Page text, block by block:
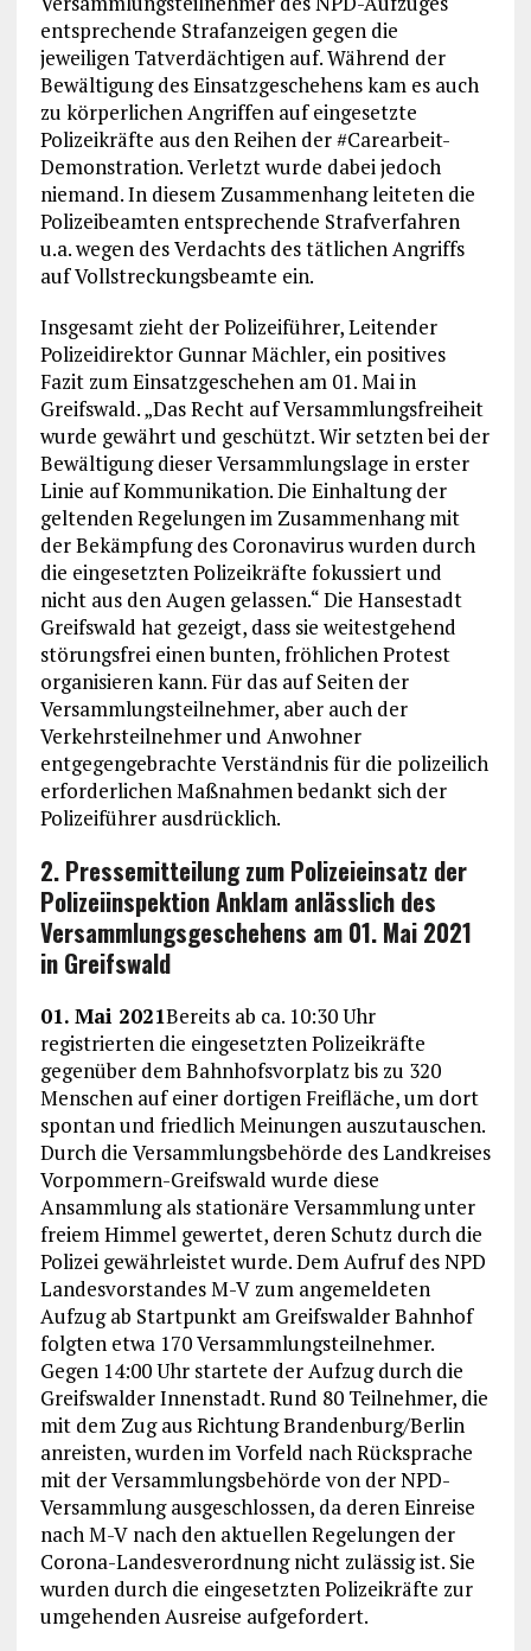
entsprechende Strafanzeigen gegen die
jeweiligen Tatverdächtigen auf. Während der
Bewältigung des Einsatzgeschehens kam es auch
zu körperlichen Angriffen auf eingesetzte
Polizeikräfte aus den Reihen der #Carearbeit-
Demonstration. Verletzt wurde dabei jedoch
niemand. In diesem Zusammenhang leiteten die
Polizeibeamten entsprechende Strafverfahren
u.a. wegen des Verdachts des tätlichen Angriffs
auf Vollstreckungsbeamte ein.
Insgesamt zieht der Polizeiführer, Leitender
Polizeidirektor Gunnar Mächler, ein positives
Fazit zum Einsatzgeschehen am 01. Mai in
Greifswald. „Das Recht auf Versammlungsfreiheit
wurde gewährt und geschützt. Wir setzten bei der
Bewältigung dieser Versammlungslage in erster
Linie auf Kommunikation. Die Einhaltung der
geltenden Regelungen im Zusammenhang mit
der Bekämpfung des Coronavirus wurden durch
die eingesetzten Polizeikräfte fokussiert und
nicht aus den Augen gelassen.“ Die Hansestadt
Greifswald hat gezeigt, dass sie weitestgehend
störungsfrei einen bunten, fröhlichen Protest
organisieren kann. Für das auf Seiten der
Versammlungsteilnehmer, aber auch der
Verkehrsteilnehmer und Anwohner
entgegengebrachte Verständnis für die polizeilich
erforderlichen Maßnahmen bedankt sich der
Polizeiführer ausdrücklich.
2. Pressemitteilung zum Polizeieinsatz der
Polizeiinspektion Anklam anlässlich des
Versammlungsgeschehens am 01. Mai 2021
in Greifswald
01. Mai 2021Bereits ab ca. 10:30 Uhr
registrierten die eingesetzten Polizeikräfte
gegenüber dem Bahnhofsvorplatz bis zu 320
Menschen auf einer dortigen Freifläche, um dort
spontan und friedlich Meinungen auszutauschen.
Durch die Versammlungsbehörde des Landkreises
Vorpommern-Greifswald wurde diese
Ansammlung als stationäre Versammlung unter
freiem Himmel gewertet, deren Schutz durch die
Polizei gewährleistet wurde. Dem Aufruf des NPD
Landesvorstandes M-V zum angemeldeten
Aufzug ab Startpunkt am Greifswalder Bahnhof
folgten etwa 170 Versammlungsteilnehmer.
Gegen 14:00 Uhr startete der Aufzug durch die
Greifswalder Innenstadt. Rund 80 Teilnehmer, die
mit dem Zug aus Richtung Brandenburg/Berlin
anreisten, wurden im Vorfeld nach Rücksprache
mit der Versammlungsbehörde von der NPD-
Versammlung ausgeschlossen, da deren Einreise
nach M-V nach den aktuellen Regelungen der
Corona-Landesverordnung nicht zulässig ist. Sie
wurden durch die eingesetzten Polizeikräfte zur
umgehenden Ausreise aufgefordert.